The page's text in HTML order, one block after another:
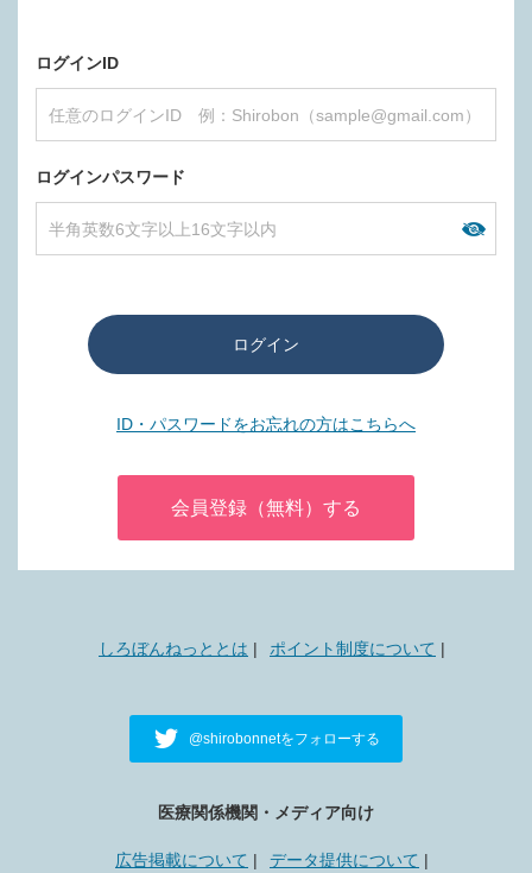
ログインID
ログインパスワード
ログイン
ID・パスワードをお忘れの方はこちらへ
会員登録（無料）する
しろぼんねっととは ポイント制度について
@shirobonnetをフォローする
医療関係機関・メディア向け
広告掲載について データ提供について